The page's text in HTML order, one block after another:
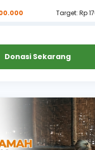
Target: Rp
Donasi Sekarang